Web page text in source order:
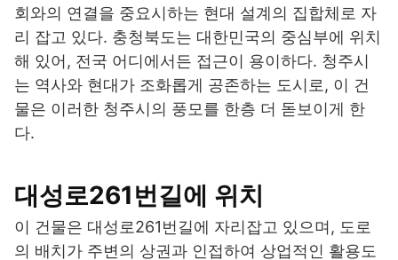
회와의 연결을 중요시하는 현대 설계의 집합체로 자
리 잡고 있다. 충청북도는 대한민국의 중심부에 위치
해 있어, 전국 어디에서든 접근이 용이하다. 청주시
는 역사와 현대가 조화롭게 공존하는 도시로, 이 건
물은 이러한 청주시의 풍모를 한층 더 돋보이게 한
다.
대성로261번길에 위치
이 건물은 대성로261번길에 자리잡고 있으며, 도로
의 배치가 주변의 상권과 인접하여 상업적인 활용도